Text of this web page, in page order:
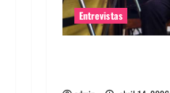
Entrevistas